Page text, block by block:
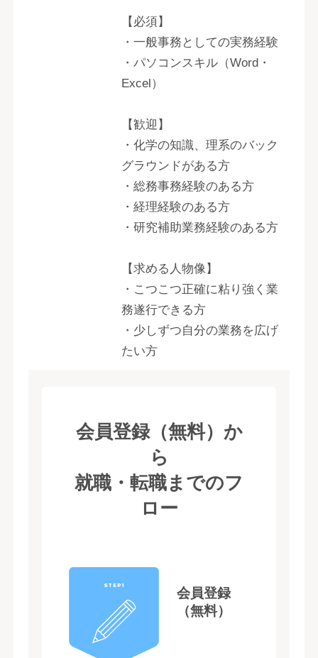
【必須】
・一般事務としての実務経験
・パソコンスキル（Word・
Excel）
【歓迎】
・化学の知識、理系のバック
グラウンドがある方
・総務事務経験のある方
・経理経験のある方
・研究補助業務経験のある方
【求める人物像】
・こつこつ正確に粘り強く業
務遂行できる方
・少しずつ自分の業務を広げ
たい方
会員登録（無料）か
ら
就職・転職までのフ
ロー
STEP1
会員登録
（無料）